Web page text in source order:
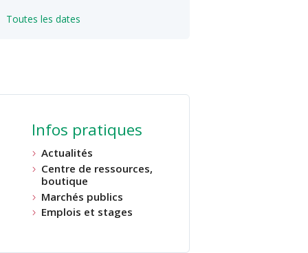
Toutes les dates
Infos pratiques
Actualités
Centre de ressources,
boutique
Marchés publics
Emplois et stages